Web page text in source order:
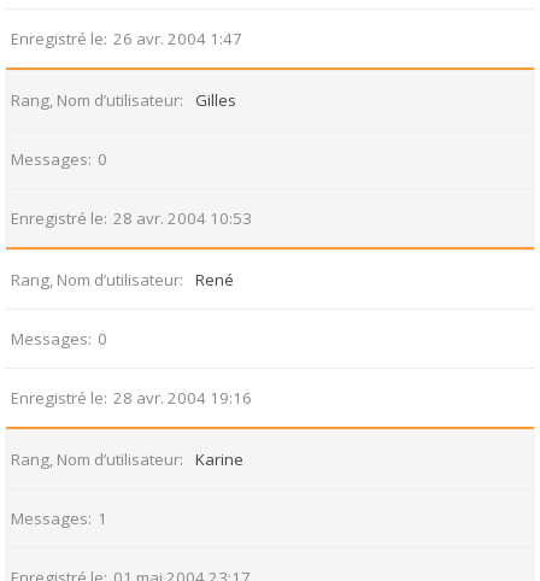
Enregistré le 26 avr. 2004 1:47
Rang, Nom d’utilisateur Gilles
Messages 0
Enregistré le 28 avr. 2004 10:53
Rang, Nom d’utilisateur René
Messages 0
Enregistré le 28 avr. 2004 19:16
Rang, Nom d’utilisateur Karine
Messages 1